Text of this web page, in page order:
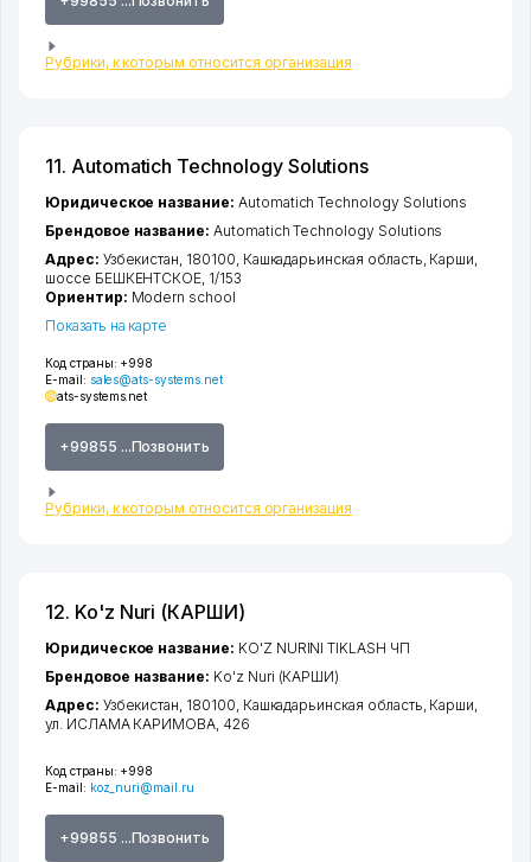
Рубрики, к которым относится организация
11. Automatich Technology Solutions
Код страны: +998
E-mail: sales@ats-systems.net
ats-systems.net
+99855 ...Позвонить
Рубрики, к которым относится организация
Юридическое название: Automatich Technology Solutions
Брендовое название: Automatich Technology Solutions
Адрес: Узбекистан, 180100, Кашкадарьинская область, Карши,
шоссе БЕШКЕНТСКОЕ, 1/153
Ориентир: Modern school
Показать на карте
12. Ko'z Nuri (КАРШИ)
Код страны: +998
E-mail: koz_nuri@mail.ru
+99855 ...Позвонить
Юридическое название: KO'Z NURINI TIKLASH ЧП
Брендовое название: Ko'z Nuri (КАРШИ)
Адрес: Узбекистан, 180100, Кашкадарьинская область, Карши,
ул. ИСЛАМА КАРИМОВА, 426